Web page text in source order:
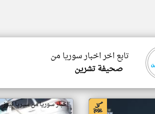
تابع اخر اخبار سوريا من
صحيفة تشرين
اخبار سوريا من سيريا نيوز